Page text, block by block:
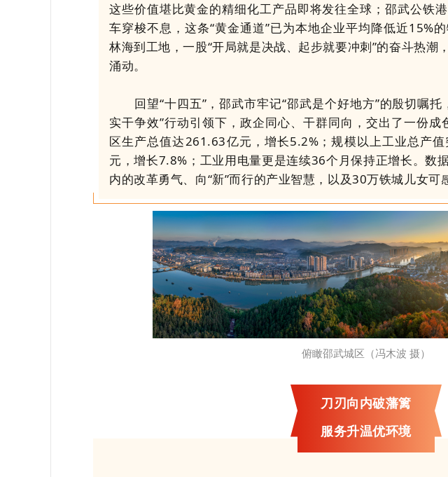
这些价值堪比黄金的精细化工产品即将发往全球；邵武公铁
车穿梭不息，这条“黄金通道”已为本地企业平均降低近15%
林海到工地，一股“开局就是决战、起步就要冲刺”的奋斗热潮
涌动。
回望“十四五”，邵武市牢记“邵武是个好地方”的殷切嘱托
实干争效”行动引领下，政企同心、干群同向，交出了一份
区生产总值达261.63亿元，增长5.2%；规模以上工业总产
元，增长7.8%；工业用电量更是连续36个月保持正增长。数
内的改革勇气、向“新”而行的产业智慧，以及30万铁城儿女可
俯瞰邵武城区（冯木波 摄）
刀刃向内破藩篱
服务升温优环境